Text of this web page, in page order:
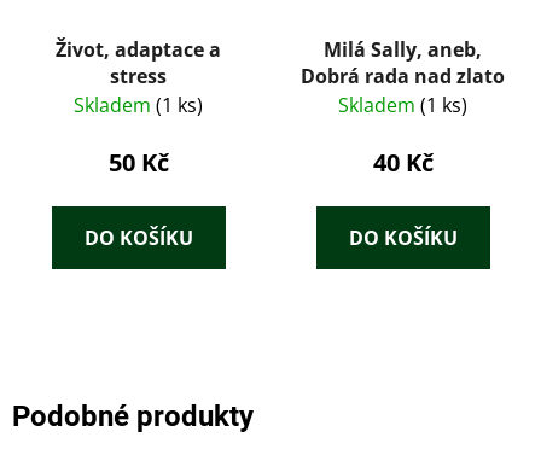
Život, adaptace a
stress
Skladem (1 ks)
50 Kč
DO KOŠÍKU
Milá Sally, aneb,
Dobrá rada nad zlato
Skladem (1 ks)
40 Kč
DO KOŠÍKU
Podobné produkty